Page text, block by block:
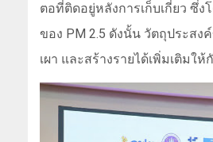
ตอที่ติดอยู่หลังการเก็บเกี่ยว ซึ่
ของ PM 2.5 ดังนั้น วัตถุประสง
เผา และสร้างรายได้เพิ่มเติมให้